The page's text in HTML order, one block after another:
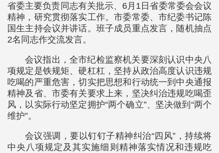
省委主要负责同志有关批示、6月1日省委常委会会议
精神，研究贯彻落实工作。市委常委、市纪委书记陈
国生主持会议并讲话。班子成员重点发言，随机抽点
2名同志作交流发言。
会议指出，全市纪检监察机关要深刻认识中央八
项规定是铁规矩、硬杠杠，坚持从政治高度认识违规
吃喝的严重危害，切实把思想和行动统一到中央通报
精神及省、市委有关要求上来，坚决纠治违规吃喝歪
风，以实际行动坚定拥护“两个确立”、坚决做到“两个
维护”。
会议强调，要以钉钉子精神纠治“四风”，持续将
中央八项规定及其实施细则精神落实情况和违规吃